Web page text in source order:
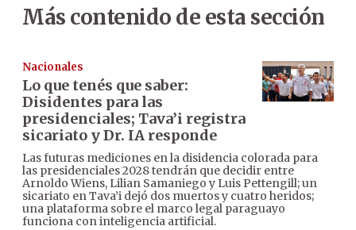
Más contenido de esta sección
Nacionales
Lo que tenés que saber:
Disidentes para las
presidenciales; Tava’i registra
sicariato y Dr. IA responde
Las futuras mediciones en la disidencia colorada para
las presidenciales 2028 tendrán que decidir entre
Arnoldo Wiens, Lilian Samaniego y Luis Pettengill; un
sicariato en Tava’i dejó dos muertos y cuatro heridos;
una plataforma sobre el marco legal paraguayo
funciona con inteligencia artificial.